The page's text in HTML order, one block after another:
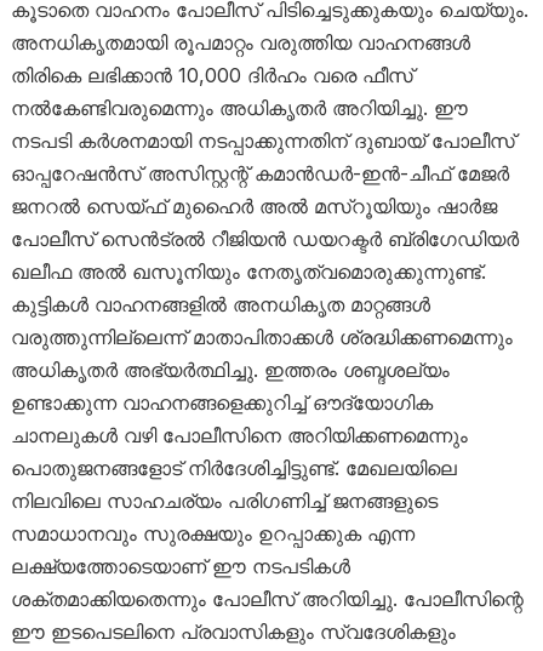
കൂടാതെ വാഹനം പോലീസ് പിടിച്ചെടുക്കുകയും ചെയ്യും.
അനധികൃതമായി രൂപമാറ്റം വരുത്തിയ വാഹനങ്ങൾ
തിരികെ ലഭിക്കാൻ 10,000 ദിർഹം വരെ ഫീസ്
നൽകേണ്ടിവരുമെന്നും അധികൃതർ അറിയിച്ചു. ഈ
നടപടി കർശനമായി നടപ്പാക്കുന്നതിന് ദുബായ് പോലീസ്
ഓപ്പറേഷൻസ് അസിസ്റ്റന്റ് കമാൻഡർ-ഇൻ-ചീഫ് മേജർ
ജനറൽ സെയ്ഫ് മുഹൈർ അൽ മസ്‌റൂയിയും ഷാർജ
പോലീസ് സെൻട്രൽ റീജിയൻ ഡയറക്ടർ ബ്രിഗേഡിയർ
ഖലീഫ അൽ ഖസൂനിയും നേതൃത്വമൊരുക്കുന്നുണ്ട്.
കുട്ടികൾ വാഹനങ്ങളിൽ അനധികൃത മാറ്റങ്ങൾ
വരുത്തുന്നില്ലെന്ന് മാതാപിതാക്കൾ ശ്രദ്ധിക്കണമെന്നും
അധികൃതർ അഭ്യർത്ഥിച്ചു. ഇത്തരം ശബ്ദശല്യം
ഉണ്ടാക്കുന്ന വാഹനങ്ങളെക്കുറിച്ച് ഔദ്യോഗിക
ചാനലുകൾ വഴി പോലീസിനെ അറിയിക്കണമെന്നും
പൊതുജനങ്ങളോട് നിർദേശിച്ചിട്ടുണ്ട്. മേഖലയിലെ
നിലവിലെ സാഹചര്യം പരിഗണിച്ച് ജനങ്ങളുടെ
സമാധാനവും സുരക്ഷയും ഉറപ്പാക്കുക എന്ന
ലക്ഷ്യത്തോടെയാണ് ഈ നടപടികൾ
ശക്തമാക്കിയതെന്നും പോലീസ് അറിയിച്ചു. പോലീസിന്റെ
ഈ ഇടപെടലിനെ പ്രവാസികളും സ്വദേശികളും